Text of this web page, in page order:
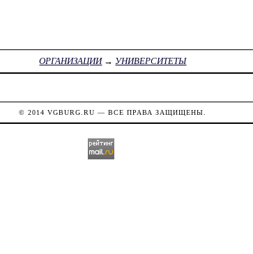
ОРГАНИЗАЦИИ→ УНИВЕРСИТЕТЫ
© 2014VGBURG.RU — ВСЕ ПРАВА ЗАЩИЩЕНЫ.